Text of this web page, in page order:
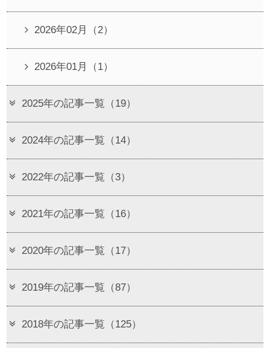
2026年02月（2）
2026年01月（1）
2025年の記事一覧（19）
2024年の記事一覧（14）
2022年の記事一覧（3）
2021年の記事一覧（16）
2020年の記事一覧（17）
2019年の記事一覧（87）
2018年の記事一覧（125）